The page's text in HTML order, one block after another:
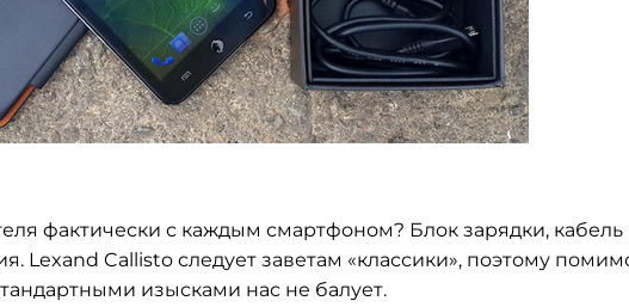
фактически с каждым смартфоном? Блок зарядки, кабель
Lexand Callisto следует заветам «классики», поэтому
изысками нас не балует.